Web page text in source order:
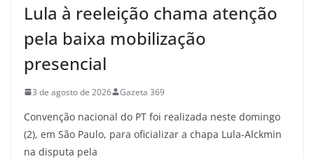
Lula à reeleição chama atenção
pela baixa mobilização
presencial
3 de agosto de 2026 Gazeta 369
Convenção nacional do PT foi realizada neste domingo
(2), em São Paulo, para oficializar a chapa Lula-Alckmin
na disputa pela